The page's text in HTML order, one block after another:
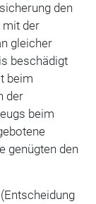
den
mit der
gleicher
beschädigt
beim
der
beim
genügten den